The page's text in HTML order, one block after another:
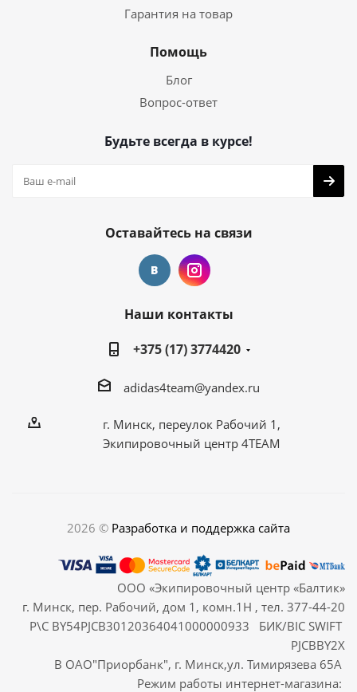
Гарантия на товар
Помощь
Блог
Вопрос-ответ
Будьте всегда в курсе!
Оставайтесь на связи
Наши контакты
+375 (17) 3774420
adidas4team@yandex.ru
г. Минск, переулок Рабочий 1,
Экипировочный центр 4TEAM
2026 © Разработка и поддержка сайта
ООО «Экипировочный центр «Балтик»
г. Минск, пер. Рабочий, дом 1, комн.1Н , тел. 377-44-20
Р\С BY54PJCB30120364041000000933 БИК/BIC SWIFT
PJCBBY2X
В ОАО"Приорбанк", г. Минск,ул. Тимирязева 65А
Режим работы интернет-магазина: